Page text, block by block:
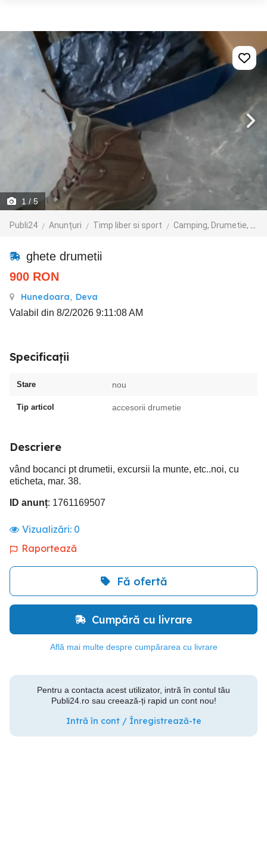
1 / 5
Publi24 Anunțuri Timp liber si sport Camping, Drumetie, Alpinism
ghete drumetii
900 RON
Hunedoara, Deva
Valabil din 8/2/2026 9:11:08 AM
Specificații
Stare nou
Tip articol accesorii drumetie
Descriere
vând bocanci pt drumetii, excursii la munte, etc..noi, cu
eticheta, mar. 38.
ID anunț: 1761169507
Vizualizări: 0
Raportează
Fă ofertă
Cumpără cu livrare
Află mai multe despre cumpărarea cu livrare
Pentru a contacta acest utilizator, intră în contul tău
Publi24.ro sau creează-ți rapid un cont nou!
Intră în cont / Înregistrează-te